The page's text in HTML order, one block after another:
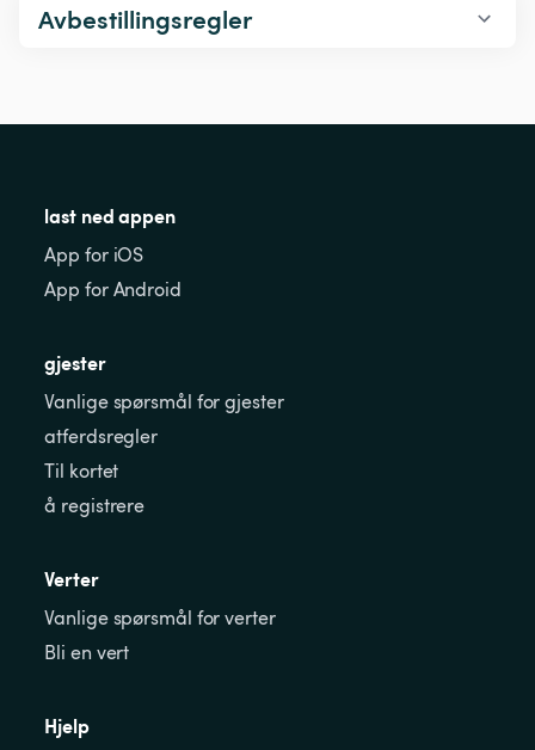
Avbestillingsregler
last ned appen
App for iOS
App for Android
gjester
Vanlige spørsmål for gjester
atferdsregler
Til kortet
å registrere
Verter
Vanlige spørsmål for verter
Bli en vert
Hjelp